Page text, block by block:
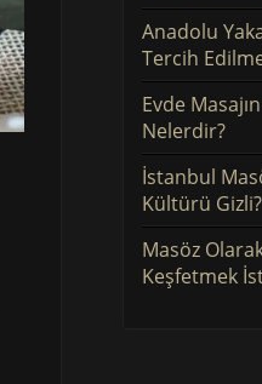
Anadolu
Tercih
Evde
Nelerdir?
İstanbul
Kültürü Gizli?
Masöz
Keşfetmek